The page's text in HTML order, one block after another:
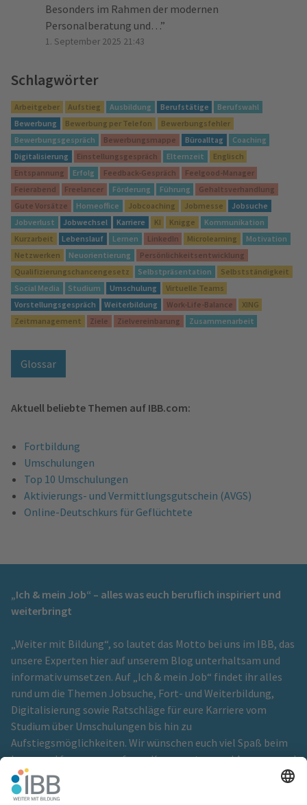
Besonders im Rahmen der modernen
Personalberatung und… ”
1. September 2025 21:43
Schlagwörter
Arbeitgeber Aufstieg Ausbildung Berufstätige
Berufswahl
Bewerbung
Bewerbung per Telefon
Bewerbungsfehler
Bewerbungsgespräch
Bewerbungsmappe Büroalltag
Coaching
Digitalisierung
Einstellungsgespräch Elternzeit
Englisch
Entspannung
Erfolg Feedback-Gespräch
Feelgood-Manager
Feierabend
Freelancer Förderung Führung
Gehaltsverhandlung
Gute Vorsätze
Homeoffice Jobcoaching Jobmesse
Jobsuche
Jobverlust
Jobwechsel Karriere KI Knigge
Kommunikation
Kurzarbeit
Lebenslauf Lernen LinkedIn Microlearning
Motivation
Netzwerken
Neuorientierung
Persönlichkeitsentwicklung
Qualifizierungschancengesetz
Selbstpräsentation
Selbstständigkeit
Social Media
Studium Umschulung
Virtuelle Teams
Vorstellungsgespräch
Weiterbildung Work-Life-Balance
XING
Zeitmanagement
Ziele Zielvereinbarung Zusammenarbeit
Glossar
Aktuell beliebte Themen auf IBB.com:
Fortbildung
Umschulungen
Top 10 Umschulungen
Aktivierungs- und Vermittlungsgutschein (AVGS)
Online-Deutschkurs für Geflüchtete
„Ich & mein Job“ – alles was euch beruflich inspiriert und
weiterbringt
„Weiter mit Bildung“, so lautet das Motto bei uns im IBB, das
unsere Experten hier auf unserem Blog unterhaltsam und
informativ umsetzen. Auf „Ich & mein Job“ findet ihr alles
rund um die Themen Jobsuche, Fort- und Weiterbildung,
Digitalisierung sowie Ratschläge für eure Karriere vom
Studium über Umschulungen bis hin zu
Aufstiegsmöglichkeiten. Wir wünschen euch viel Spaß beim
Lesen und freuen uns auf eure Kommentare und Anregungen!
Ein Blog der